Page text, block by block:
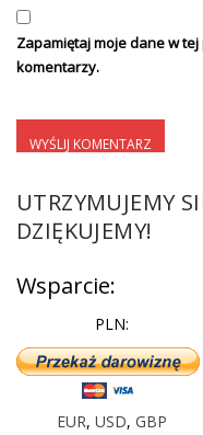
Zapamiętaj moje dane w
komentarzy.
UTRZYMUJEMY
DZIĘKUJEMY!
Wsparcie:
PLN:
EUR, USD, GBP